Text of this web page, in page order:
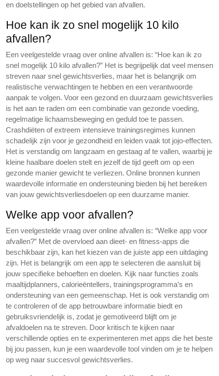
en doelstellingen op het gebied van afvallen.
Hoe kan ik zo snel mogelijk 10 kilo
afvallen?
Een veelgestelde vraag over online afvallen is: “Hoe kan ik zo
snel mogelijk 10 kilo afvallen?” Het is begrijpelijk dat veel mensen
streven naar snel gewichtsverlies, maar het is belangrijk om
realistische verwachtingen te hebben en een verantwoorde
aanpak te volgen. Voor een gezond en duurzaam gewichtsverlies
is het aan te raden om een combinatie van gezonde voeding,
regelmatige lichaamsbeweging en geduld toe te passen.
Crashdiëten of extreem intensieve trainingsregimes kunnen
schadelijk zijn voor je gezondheid en leiden vaak tot jojo-effecten.
Het is verstandig om langzaam en gestaag af te vallen, waarbij je
kleine haalbare doelen stelt en jezelf de tijd geeft om op een
gezonde manier gewicht te verliezen. Online bronnen kunnen
waardevolle informatie en ondersteuning bieden bij het bereiken
van jouw gewichtsverliesdoelen op een duurzame manier.
Welke app voor afvallen?
Een veelgestelde vraag over online afvallen is: “Welke app voor
afvallen?” Met de overvloed aan dieet- en fitness-apps die
beschikbaar zijn, kan het kiezen van de juiste app een uitdaging
zijn. Het is belangrijk om een app te selecteren die aansluit bij
jouw specifieke behoeften en doelen. Kijk naar functies zoals
maaltijdplanners, calorieëntellers, trainingsprogramma’s en
ondersteuning van een gemeenschap. Het is ook verstandig om
te controleren of de app betrouwbare informatie biedt en
gebruiksvriendelijk is, zodat je gemotiveerd blijft om je
afvaldoelen na te streven. Door kritisch te kijken naar
verschillende opties en te experimenteren met apps die het beste
bij jou passen, kun je een waardevolle tool vinden om je te helpen
op weg naar succesvol gewichtsverlies.